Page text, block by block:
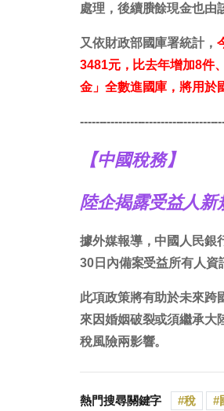
處理，後續賸餘現金也由
又依財政部國庫署統計，
3481元，比去年增加8件
金」全數進國庫，將用於
【中國稅務】
陸企揭露受益人新
據外媒報導，中國人民銀
30日內備案受益所有人資
此項政策將有助於未來跨
來因婚姻破裂或須繼承大
稅風險兩影響。
熱門搜尋關鍵字 稅